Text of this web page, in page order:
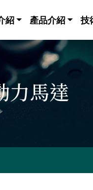
紹 產品介紹 技
力馬達